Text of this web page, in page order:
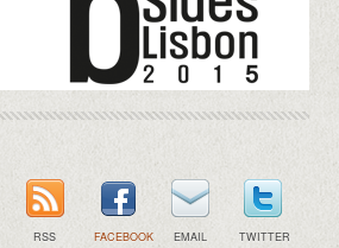
RSS FACEBOOK EMAIL TWITTER